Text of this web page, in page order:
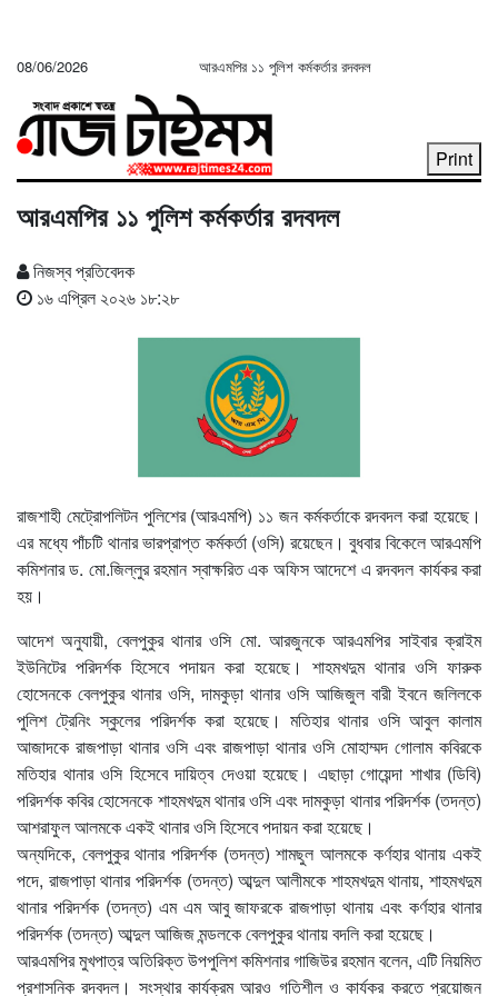
08/06/2026 আরএমপির ১১ পুলিশ কর্মকর্তার রদবদল
Print
আরএমপির ১১ পুলিশ কর্মকর্তার রদবদল
নিজস্ব প্রতিবেদক
১৬ এপ্রিল ২০২৬ ১৮:২৮
রাজশাহী মেট্রোপলিটন পুলিশের (আরএমপি) ১১ জন কর্মকর্তাকে রদবদল করা হয়েছে।
এর মধ্যে পাঁচটি থানার ভারপ্রাপ্ত কর্মকর্তা (ওসি) রয়েছেন। বুধবার বিকেলে আরএমপি
কমিশনার ড. মো.জিল্লুর রহমান স্বাক্ষরিত এক অফিস আদেশে এ রদবদল কার্যকর করা
হয়।
আদেশ অনুযায়ী, বেলপুকুর থানার ওসি মো. আরজুনকে আরএমপির সাইবার ক্রাইম
ইউনিটের পরিদর্শক হিসেবে পদায়ন করা হয়েছে। শাহমখদুম থানার ওসি ফারুক
হোসেনকে বেলপুকুর থানার ওসি, দামকুড়া থানার ওসি আজিজুল বারী ইবনে জলিলকে
পুলিশ ট্রেনিং স্কুলের পরিদর্শক করা হয়েছে। মতিহার থানার ওসি আবুল কালাম
আজাদকে রাজপাড়া থানার ওসি এবং রাজপাড়া থানার ওসি মোহাম্মদ গোলাম কবিরকে
মতিহার থানার ওসি হিসেবে দায়িত্ব দেওয়া হয়েছে। এছাড়া গোয়েন্দা শাখার (ডিবি)
পরিদর্শক কবির হোসেনকে শাহমখদুম থানার ওসি এবং দামকুড়া থানার পরিদর্শক (তদন্ত)
আশরাফুল আলমকে একই থানার ওসি হিসেবে পদায়ন করা হয়েছে।
অন্যদিকে, বেলপুকুর থানার পরিদর্শক (তদন্ত) শামছুল আলমকে কর্ণহার থানায় একই
পদে, রাজপাড়া থানার পরিদর্শক (তদন্ত) আব্দুল আলীমকে শাহমখদুম থানায়, শাহমখদুম
থানার পরিদর্শক (তদন্ত) এম এম আবু জাফরকে রাজপাড়া থানায় এবং কর্ণহার থানার
পরিদর্শক (তদন্ত) আব্দুল আজিজ মন্ডলকে বেলপুকুর থানায় বদলি করা হয়েছে।
আরএমপির মুখপাত্র অতিরিক্ত উপপুলিশ কমিশনার গাজিউর রহমান বলেন, এটি নিয়মিত
প্রশাসনিক রদবদল। সংস্থার কার্যক্রম আরও গতিশীল ও কার্যকর করতে প্রয়োজন